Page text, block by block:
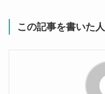
この記事を書いた人